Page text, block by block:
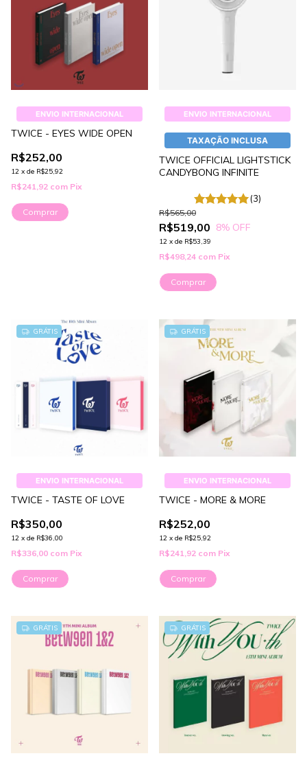
ENVIO INTERNACIONAL
TWICE - EYES WIDE OPEN
R$252,00
12 x de R$25,92
R$241,92 com Pix
Comprar
ENVIO INTERNACIONAL
TAXAÇÃO INCLUSA
TWICE OFFICIAL LIGHTSTICK
CANDYBONG INFINITE
(3)
R$519,00
R$565,00
8% OFF
12 x de R$53,39
R$498,24 com Pix
Comprar
GRÁTIS
ENVIO INTERNACIONAL
TWICE - TASTE OF LOVE
R$350,00
12 x de R$36,00
R$336,00 com Pix
Comprar
GRÁTIS
ENVIO INTERNACIONAL
TWICE - MORE & MORE
R$252,00
12 x de R$25,92
R$241,92 com Pix
Comprar
GRÁTIS GRÁTIS